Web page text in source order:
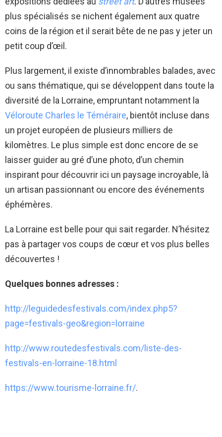
plus spécialisés se nichent également aux quatre
coins de la région et il serait bête de ne pas y jeter un
petit coup d’œil.
Plus largement, il existe d’innombrables balades, avec
ou sans thématique, qui se développent dans toute la
diversité de la Lorraine, empruntant notamment la
Véloroute Charles le Téméraire, bientôt incluse dans
un projet européen de plusieurs milliers de
kilomètres. Le plus simple est donc encore de se
laisser guider au gré d’une photo, d’un chemin
inspirant pour découvrir ici un paysage incroyable, là
un artisan passionnant ou encore des événements
éphémères.
La Lorraine est belle pour qui sait regarder. N’hésitez
pas à partager vos coups de cœur et vos plus belles
découvertes !
Quelques bonnes adresses :
http://leguidedesfestivals.com/index.php5?
page=festivals-geo&region=lorraine
http://www.routedesfestivals.com/liste-des-
festivals-en-lorraine-18.html
https://www.tourisme-lorraine.fr/.